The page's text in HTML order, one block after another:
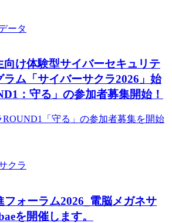
ータ
向け体験型サイバーセキュリテ
ラム「サイバーサクラ2026」始
：守る」の参加者募集開始！
「守る」の参加者募集を開始
クラ
フォーラム2026_電脳メガネサ
を開催します。